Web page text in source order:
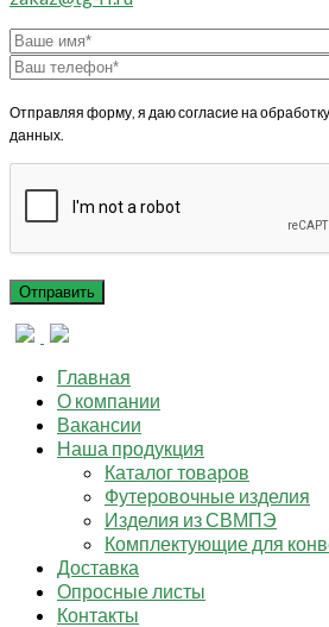
Отправляя форму, я даю согласие на
данных.
Главная
О компании
Вакансии
Наша продукция
Каталог товаров
Футеровочные изделия
Изделия из СВМПЭ
Комплектующие для
Доставка
Опросные листы
Контакты